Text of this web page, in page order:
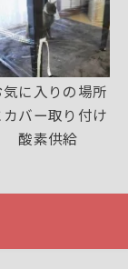
気に入りの場所
カバー取り付け
酸素供給